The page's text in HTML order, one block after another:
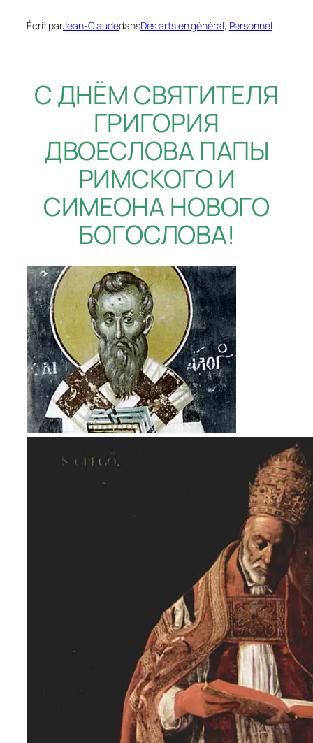
Écrit parJean-ClaudedansDes arts en général, Personnel
С ДНЁМ СВЯТИТЕЛЯ
ГРИГОРИЯ
ДВОЕСЛОВА ПАПЫ
РИМСКОГО И
СИМЕОНА НОВОГО
БОГОСЛОВА!